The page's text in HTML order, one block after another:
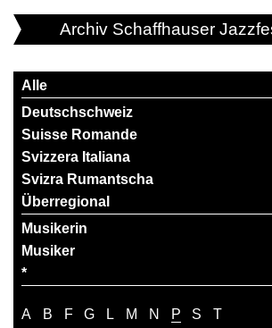
Archiv Schaffhauser
Alle
Deutschschweiz
Suisse Romande
Svizzera Italiana
Svizra Rumantscha
Überregional
Musikerin
Musiker
*
A B F G L M N P S
T